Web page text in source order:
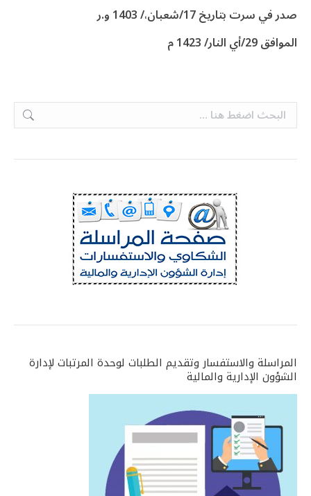
صدر في سرت بتاريخ 17/شعبان،/ 1403 و.ر
الموافق 29/أي النار/ 1423 م
Search:
المراسلة والاستفسار وتقديم الطلبات لوحدة المرتبات لإدارة
الشؤون الإدارية والمالية